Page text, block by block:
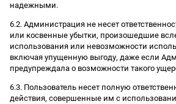
надежными.
6.2. Администрация не несет
или косвенные убытки, произошедшие
использования или невозможности
включая упущенную выгоду, даже если
предупреждала о возможности такого
6.3. Пользователь несет полную
действия, совершенные им с